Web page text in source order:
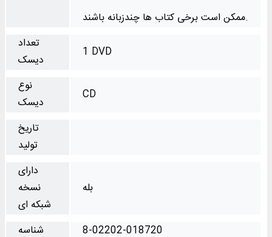
ممکن است برخی کتاب ها چندزبانه باشند.
تعداد
دیسک
1 DVD
نوع
دیسک
CD
تاریخ
تولید
دارای
نسخه
شبکه ای
بله
شناسه
8-02202-018720